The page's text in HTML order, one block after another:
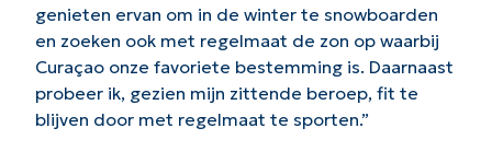
genieten ervan om in de winter te snowboarden
en zoeken ook met regelmaat de zon op waarbij
Curaçao onze favoriete bestemming is. Daarnaast
probeer ik, gezien mijn zittende beroep, fit te
blijven door met regelmaat te sporten.”